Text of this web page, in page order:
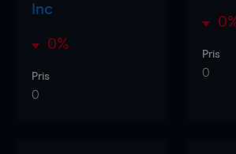
Inc
0%
Pris
0
Pris
0